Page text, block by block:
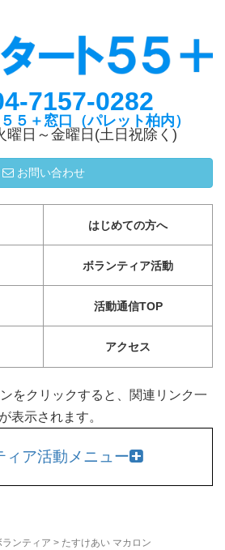
7157-0282
５＋窓口（パレット柏内）
曜日～金曜日(土日祝除く)
お問い合わせ
はじめての方へ
ボランティア活動
活動通信TOP
アクセス
をクリックすると、関連リンク一
表示されます。
ィア活動メニュー
ランティア > たすけあい マカロン